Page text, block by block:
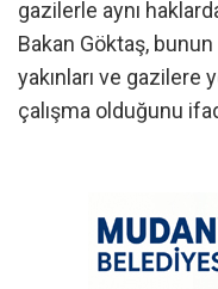
gazilerle aynı
Bakan Göktaş,
yakınları ve gazilere
çalışma olduğunu